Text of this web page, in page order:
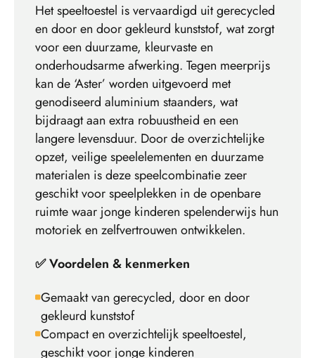
Het speeltoestel is vervaardigd uit gerecycled
en door en door gekleurd kunststof, wat zorgt
voor een duurzame, kleurvaste en
onderhoudsarme afwerking. Tegen meerprijs
kan de ‘Aster’ worden uitgevoerd met
genodiseerd aluminium staanders, wat
bijdraagt aan extra robuustheid en een
langere levensduur. Door de overzichtelijke
opzet, veilige speelelementen en duurzame
materialen is deze speelcombinatie zeer
geschikt voor speelplekken in de openbare
ruimte waar jonge kinderen spelenderwijs hun
motoriek en zelfvertrouwen ontwikkelen.
✅ Voordelen & kenmerken
Gemaakt van gerecycled, door en door
gekleurd kunststof
Compact en overzichtelijk speeltoestel,
geschikt voor jonge kinderen